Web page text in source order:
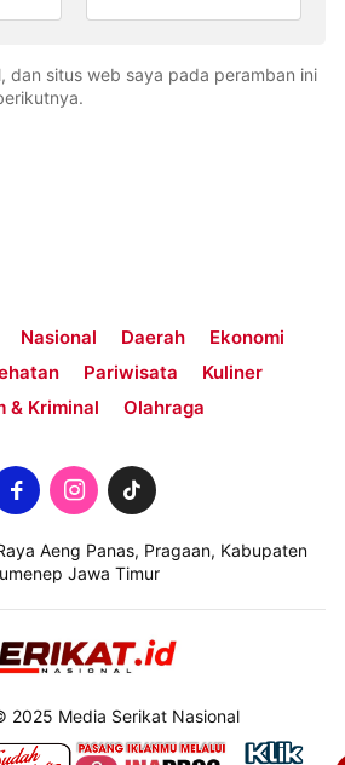
dan situs web saya pada peramban ini
Nasional Daerah
Ekonomi
Pariwisata
Kuliner
& Kriminal
Olahraga
Aeng Panas, Pragaan, Kabupaten
Jawa Timur
2025 Media Serikat Nasional